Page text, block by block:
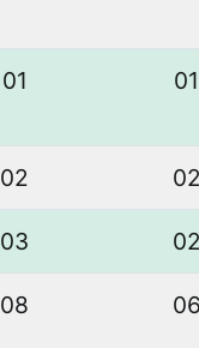
01 01
02 02
03 02
08 06